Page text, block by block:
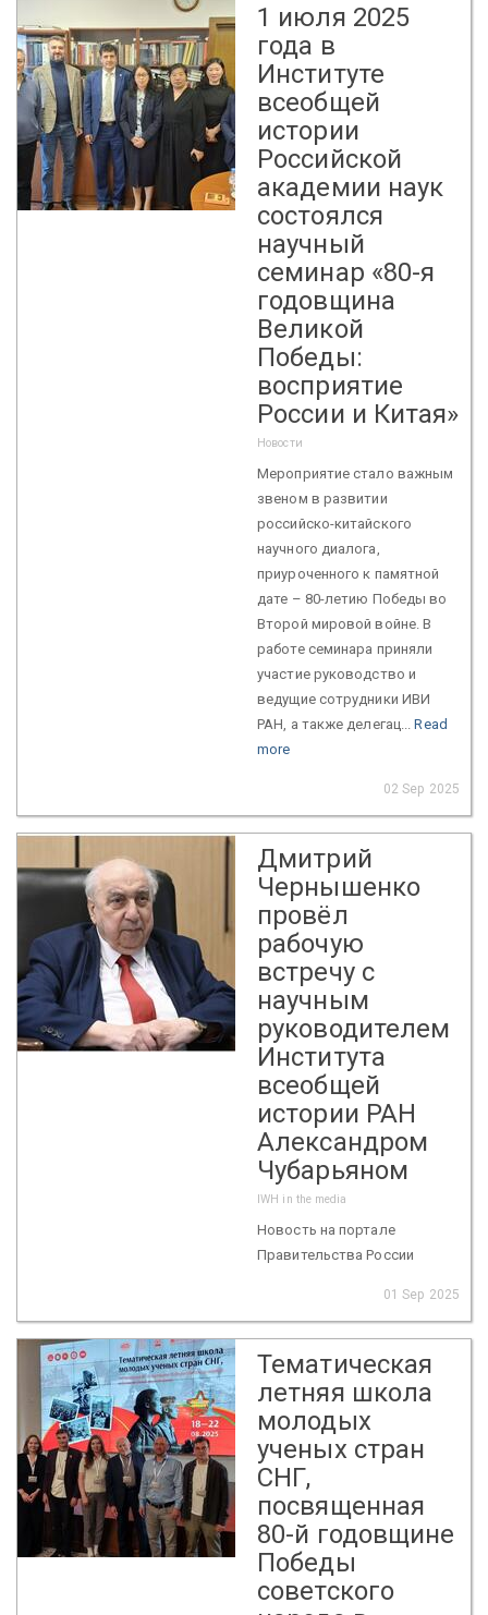
1 июля 2025
года в
Институте
всеобщей
истории
Российской
академии наук
состоялся
научный
семинар «80-я
годовщина
Великой
Победы:
восприятие
России и Китая»
Новости
Мероприятие стало важным
звеном в развитии
российско-китайского
научного диалога,
приуроченного к памятной
дате – 80-летию Победы во
Второй мировой войне. В
работе семинара приняли
участие руководство и
ведущие сотрудники ИВИ
РАН, а также делегац...Read
more
02 Sep 2025
Дмитрий
Чернышенко
провёл
рабочую
встречу с
научным
руководителем
Института
всеобщей
истории РАН
Александром
Чубарьяном
IWH in the media
Новость на портале
Правительства России
01 Sep 2025
Тематическая
летняя школа
молодых
ученых стран
СНГ,
посвященная
80-й годовщине
Победы
советского